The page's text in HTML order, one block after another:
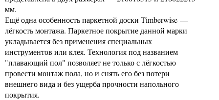
мм.
Ещё одна особенность паркетной доски Timberwise —
лёгкость монтажа. Паркетное покрытие данной марки
укладывается без применения специальных
инструментов или клея. Технология под названием
"плавающий пол" позволяет не только с лёгкостью
провести монтаж пола, но и снять его без потери
внешнего вида и без ущерба прочности напольного
покрытия.